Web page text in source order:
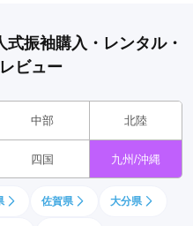
式振袖購入・レンタル・
ビュー
中部 北陸
四国 九州/沖縄
佐賀県 大分県